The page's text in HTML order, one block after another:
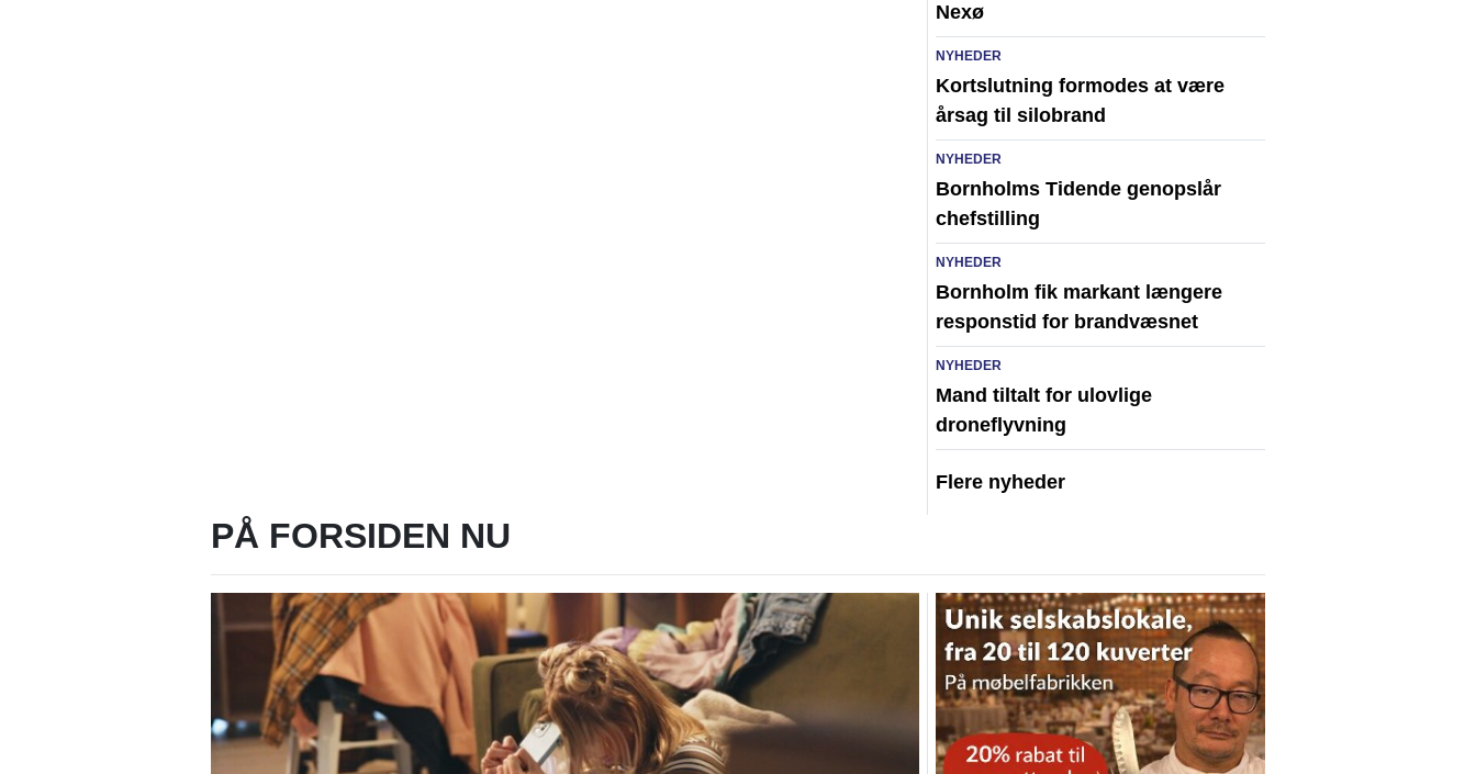
Nexø
NYHEDER
Kortslutning formodes at være
årsag til silobrand
NYHEDER
Bornholms Tidende genopslår
chefstilling
NYHEDER
Bornholm fik markant længere
responstid for brandvæsnet
NYHEDER
Mand tiltalt for ulovlige
droneflyvning
Flere nyheder
PÅ FORSIDEN NU